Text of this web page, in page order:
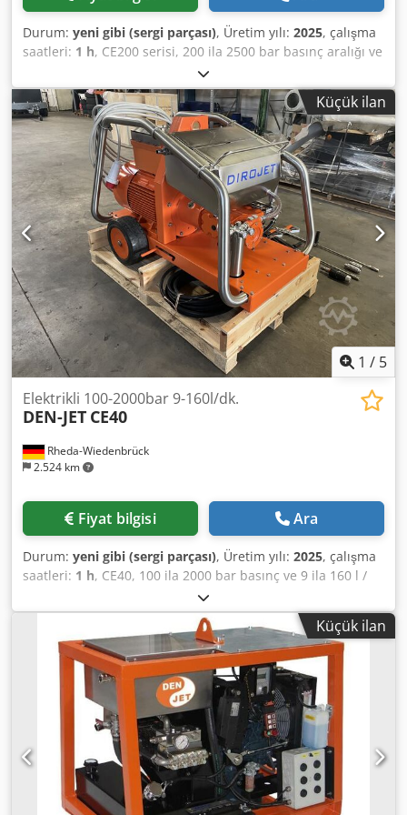
Durum: yeni gibi (sergi parçası), Üretim yılı: 2025, çalışma
saatleri: 1 h, CE200 serisi, 200 ila 2500 bar basınç aralığı ve
25 ila 350 l / dak hacim akışı için elektrikle çalışan yüksek
basınçlı bir makinedir. Çerçeve, sıcak daldırma galvanizli
sac parçalardan oluşur ve yan çerçeve paslanmaz çelikten
imal edilmiştir. Dört lastik ayak, güvenli konumlandırma
sağlar. Kaldırma halkası, makinenin taşınmasını
kolaylaştırır. Benzer ancak Dynajet, Falch, Hammelmann,
Kamat, Kärcher, Oertzen, Uraca, Woma, vb. Yok. Mevcut
modeller: ----- 50 Hz -bar-l / dak. CE200-200-280 60 Hz -bar-
l/dk. CE200-200-350 ve diğerleri istek üzerine. Genel
özellikler: ----- Tahrik motorunun gücü: 150 kW (50Hz) / 150
kW (60Hz) Volt: 400V (50Hz) - 440V (60Hz) Amp: 160A (50Hz)
- 180A (60Hz) Boyutlar: 2100 mm x 1200 mm x 1400 mm
Ağırlık: 2200 kg Standart aksesuarlar dahil. Dcodshga S
Dopfx Am Hok
Küçük ilan
1 / 5
Rheda-Wiedenbrück
2.524 km
Elektrikli 100-2000bar 9-160l/dk.
DEN-JET CE40
Fiyat bilgisi Ara
Durum: yeni gibi (sergi parçası), Üretim yılı: 2025, çalışma
saatleri: 1 h, CE40, 100 ila 2000 bar basınç ve 9 ila 160 l /
dak hacim akışı için elektrikli tahrikli yüksek basınçlı
makinelerimizin serisine aittir. Çerçeve, sıcak daldırma
galvanizli sac parçalardan ve paslanmaz çelikten yapılmış
çevreleyen yan çerçevelerden oluşur. Ön tekerlek ve park
freni içeren iki büyük arka tekerlek, kolay manevra ve
dengeli park etme sağlar. Kaldırma halkası taşımayı
kolaylaştırır. Benzer ama değil Dynajet, Falch,
Hammelmann, Kamat, Kärcher, Oertzen, Uraca, Woma, vb.
Mevcut modeller: ----- 50 Hz-bar-l / dak. CE40-100-160
CE40-160-100 CE40-230-75 CE40-400-40 CE40-550-30 CE40-
700-23 CE40-800-20 CE40-1000-18 CE40-1250-13 CE40-
1380-12 CE40-2000-9 60 Hz ve diğerleri veri sayfasına ve
Küçük ilan